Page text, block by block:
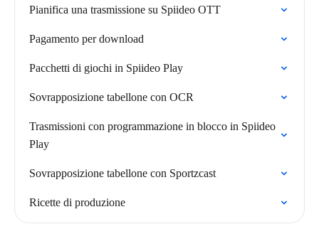
Pianifica una trasmissione su Spiideo OTT
Pagamento per download
Pacchetti di giochi in Spiideo Play
Sovrapposizione tabellone con OCR
Trasmissioni con programmazione in blocco in Spiideo
Play
Sovrapposizione tabellone con Sportzcast
Ricette di produzione